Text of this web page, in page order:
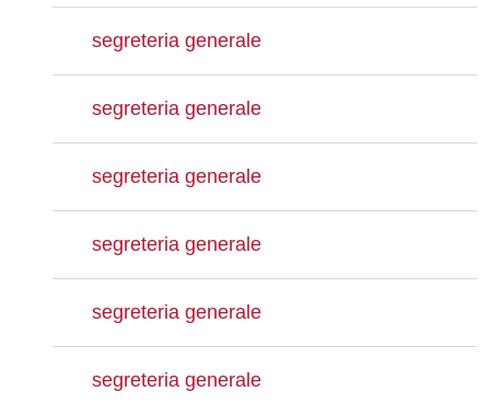
segreteria generale
segreteria generale
segreteria generale
segreteria generale
segreteria generale
segreteria generale